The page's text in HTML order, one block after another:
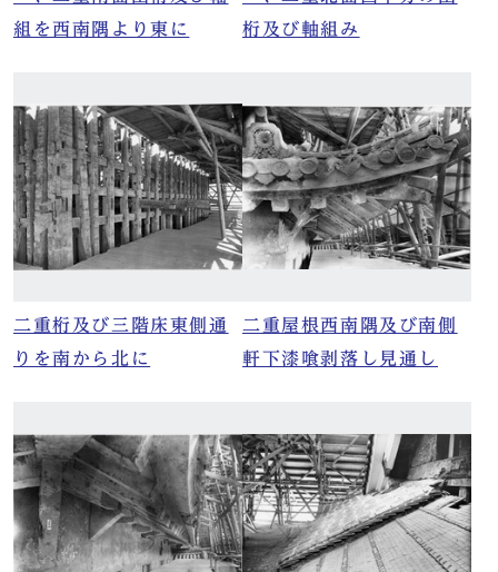
組を西南隅より東に
桁及び軸組み
二重桁及び三階床東側通
りを南から北に
二重屋根西南隅及び南側
軒下漆喰剥落し見通し